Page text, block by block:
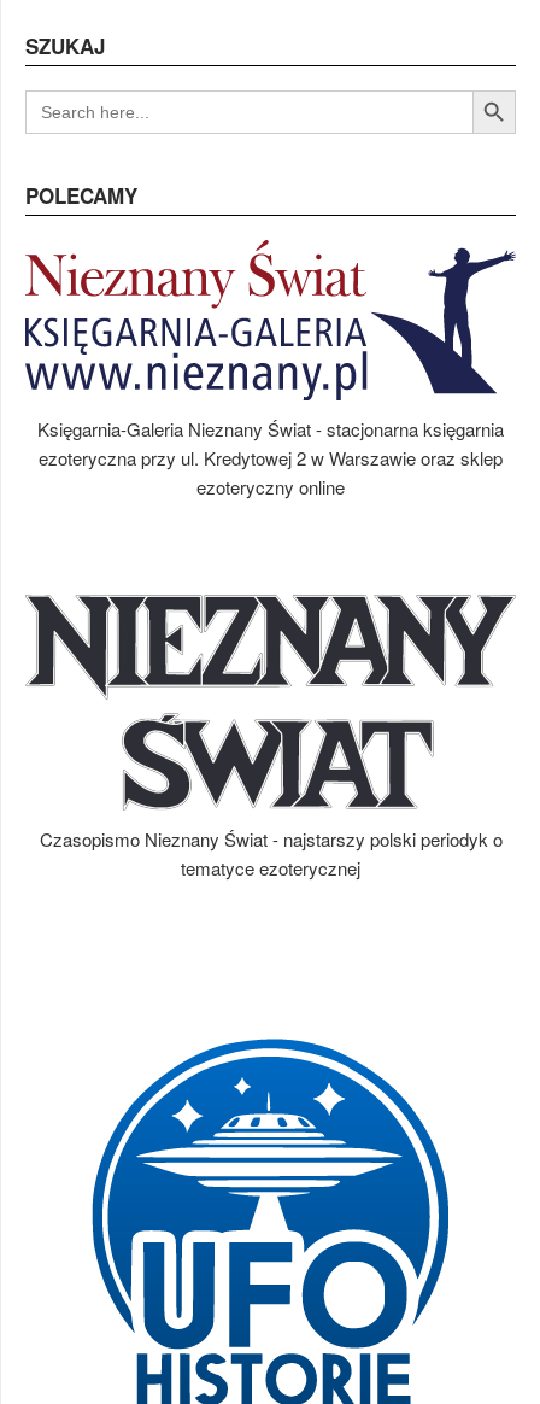
SZUKAJ
SEARCH
FOR:
Search Button
POLECAMY
Księgarnia-Galeria Nieznany Świat - stacjonarna księgarnia
ezoteryczna przy ul. Kredytowej 2 w Warszawie oraz sklep
ezoteryczny online
Czasopismo Nieznany Świat - najstarszy polski periodyk o
tematyce ezoterycznej